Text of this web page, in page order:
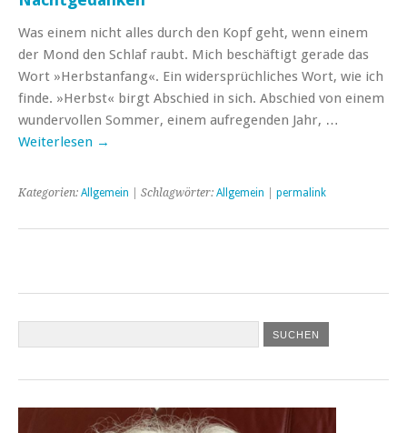
Was einem nicht alles durch den Kopf geht, wenn einem
der Mond den Schlaf raubt. Mich beschäftigt gerade das
Wort »Herbstanfang«. Ein widersprüchliches Wort, wie ich
finde. »Herbst« birgt Abschied in sich. Abschied von einem
wundervollen Sommer, einem aufregenden Jahr, …
Weiterlesen →
Kategorien: Allgemein | Schlagwörter: Allgemein permalink